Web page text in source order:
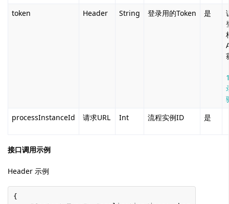
token
Header String 登录用的Token 是
processInstanceId
请求URL Int 流程实例ID 是
接口调用示例
Header 示例
{